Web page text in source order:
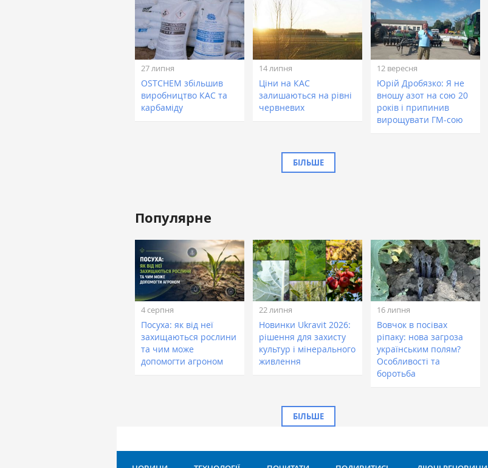
27 липня
OSTCHEM збільшив
виробництво КАС та
карбаміду
14 липня
Ціни на КАС
залишаються на рівні
червневих
12 вересня
Юрій Дробязко: Я не
вношу азот на сою 20
років і припинив
вирощувати ГМ-сою
БІЛЬШЕ
Популярне
4 серпня
Посуха: як від неї
захищаються рослини
та чим може
допомогти агроном
22 липня
Новинки Ukravit 2026:
рішення для захисту
культур і мінерального
живлення
16 липня
Вовчок в посівах
ріпаку: нова загроза
українським полям?
Особливості та
боротьба
БІЛЬШЕ